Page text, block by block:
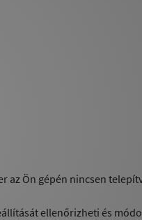
az Ön gépén nincsen
ellenőrizheti és